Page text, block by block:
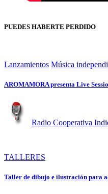
PUEDES HABERTE PERDIDO
Lanzamientos Música
AROMAMORA presenta Live
Radio Cooperativa
TALLERES
Taller de dibujo e ilustración para